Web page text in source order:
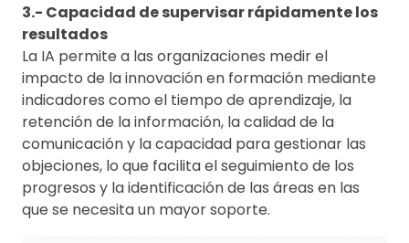
3.- Capacidad de supervisar rápidamente los
resultados
La IA permite a las organizaciones medir el
impacto de la innovación en formación mediante
indicadores como el tiempo de aprendizaje, la
retención de la información, la calidad de la
comunicación y la capacidad para gestionar las
objeciones, lo que facilita el seguimiento de los
progresos y la identificación de las áreas en las
que se necesita un mayor soporte.